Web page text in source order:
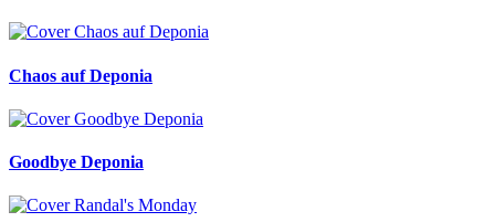
Chaos auf Deponia
Goodbye Deponia